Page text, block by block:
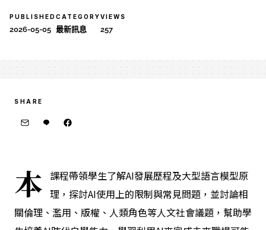
PUBLISHED
2026-05-05
CATEGORY
最新訊息
VIEWS
257
SHARE
本 課程帶領學生了解AI發展歷程及大型語言模型原
理，探討AI使用上的限制與常見問題，並討論相
關倫理、濫用、版權、人類角色等人文社會議題，幫助學